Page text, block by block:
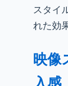
スタイ
れた効
映像